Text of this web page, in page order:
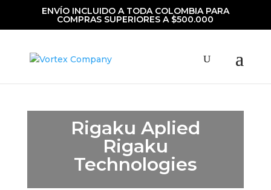
ENVÍO INCLUIDO A TODA COLOMBIA PARA
COMPRAS SUPERIORES A $500.000
Rigaku Aplied
Rigaku
Technologies